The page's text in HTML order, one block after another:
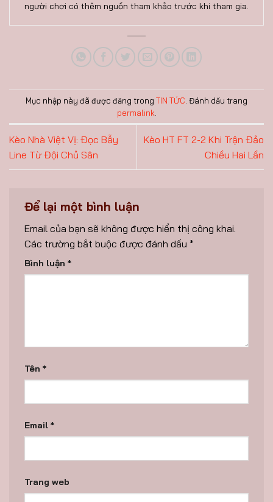
người chơi có thêm nguồn tham khảo trước khi tham gia.
Mục nhập này đã được đăng trong TIN TỨC . Đánh dấu trang
permalink
Kèo Nhà Việt Vị: Đọc Bẫy
Line Từ Đội Chủ Sân
Kèo HT FT 2-2 Khi Trận Đảo
Chiều Hai Lần
Để lại một bình luận
Email của bạn sẽ không được hiển thị công khai.
Các trường bắt buộc được đánh dấu *
Bình luận *
Tên *
Email *
Trang web